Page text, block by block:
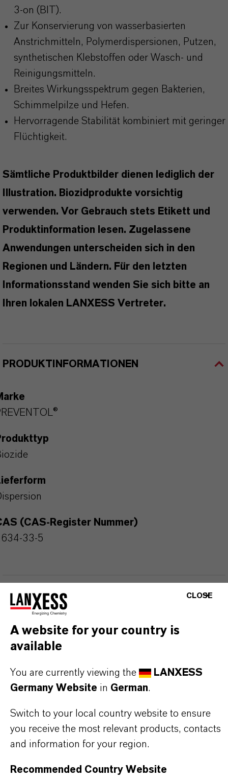
3-on (BIT).
Zur Konservierung von wasserbasierten
Anstrichmitteln, Polymerdispersionen, Putzen,
synthetischen Klebstoffen oder Wasch- und
Reinigungsmitteln.
Breites Wirkungsspektrum gegen Bakterien,
Schimmelpilze und Hefen.
Hervorragende Stabilität kombiniert mit geringer
Flüchtigkeit.
Sämtliche Produktbilder dienen lediglich der
Illustration. Biozidprodukte vorsichtig
verwenden. Vor Gebrauch stets Etikett und
Produktinformation lesen. Zugelassene
Anwendungen unterscheiden sich in den
Regionen und Ländern. Für den letzten
Informationsstand wenden Sie sich bitte an
Ihren lokalen LANXESS Vertreter.
PRODUKTINFORMATIONEN
(CAS-Register Nummer)
33-5
PRODUKTANWENDUNGEN
PRODUKTSYNONYME
DARUM LANXESS!
Als führendes Spezialchemieunternehmen bieten
wir weit mehr als nur hochwertige Produkte: Wir
stehen für Zuverlässigkeit, Innovationskraft und
partnerschaftliches Denken. Im Mittelpunkt
CLOSE
A website for your country is
available
You are currently viewing the
LANXESS
Germany Website in German.
Switch to your local country website to ensure
you receive the most relevant products, contacts
and information for your region.
Recommended Country Website